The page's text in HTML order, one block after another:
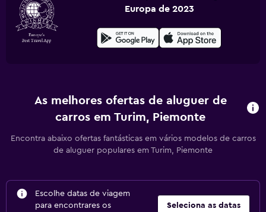
Europa de 2023
As melhores ofertas de aluguer de
carros em Turim, Piemonte
Encontra abaixo ofertas fantásticas em vários modelos de carros
de aluguer populares em Turim, Piemonte
Escolhe datas de viagem
para encontrares os
Seleciona as datas